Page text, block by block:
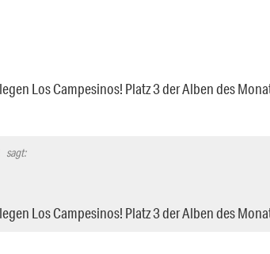
Los Campesinos! Platz 3 der Alben des
sagt:
Los Campesinos! Platz 3 der Alben des